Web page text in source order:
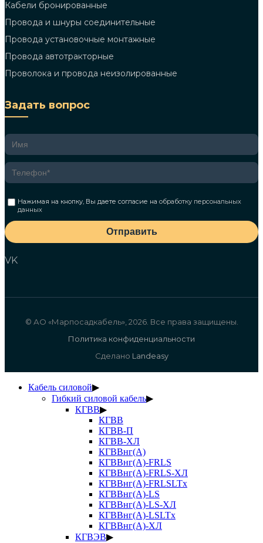
Кабели бронированные
Провода и шнуры соединительные
Провода установочные монтажные
Провода автотракторные
Проволока и провода неизолированные
Задать вопрос
Нажимая на кнопку, Вы даете согласие наобработку персональных
данных
Отправить
VK
© АО «Марпосадкабель», 2026. Все права защищены.
Политика конфиденциальности
Сделано Landeasy
Кабель силовой▶
Гибкий силовой кабель▶
КГВВ▶
КГВВ
КГВВ-П
КГВВ-ХЛ
КГВВнг(А)
КГВВнг(А)-FRLS
КГВВнг(А)-FRLS-ХЛ
КГВВнг(А)-FRLSLTx
КГВВнг(А)-LS
КГВВнг(А)-LS-ХЛ
КГВВнг(А)-LSLTx
КГВВнг(А)-ХЛ
КГВЭВ▶